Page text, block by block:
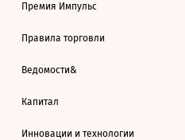
Премия Импульс
Правила торговли
Ведомости&
Капитал
Инновации и технологии